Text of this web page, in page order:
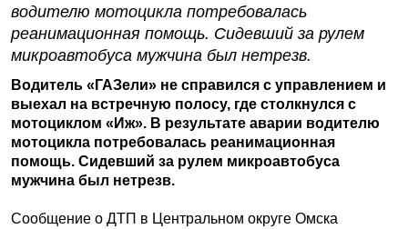
водителю мотоцикла потребовалась
реанимационная помощь. Сидевший за рулем
микроавтобуса мужчина был нетрезв.
Водитель «ГАЗели» не справился с управлением и
выехал на встречную полосу, где столкнулся с
мотоциклом «Иж». В результате аварии водителю
мотоцикла потребовалась реанимационная
помощь. Сидевший за рулем микроавтобуса
мужчина был нетрезв.
Сообщение о ДТП в Центральном округе Омска